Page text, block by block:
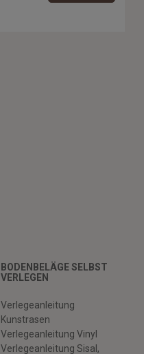
BODENBELÄGE SELBST
VERLEGEN
Verlegeanleitung
Kunstrasen
Verlegeanleitung Vinyl
Verlegeanleitung Sisal,